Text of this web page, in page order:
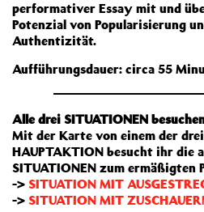
performativer Essay mit und
Potenzial von Popularisierung
Authentizität.
Aufführungsdauer: circa 55
Alle drei SITUATIONEN
Mit der Karte von einem der
HAUPTAKTION besucht ihr die
SITUATIONEN zum ermäßigten
-> SITUATION MIT
-> SITUATION MIT